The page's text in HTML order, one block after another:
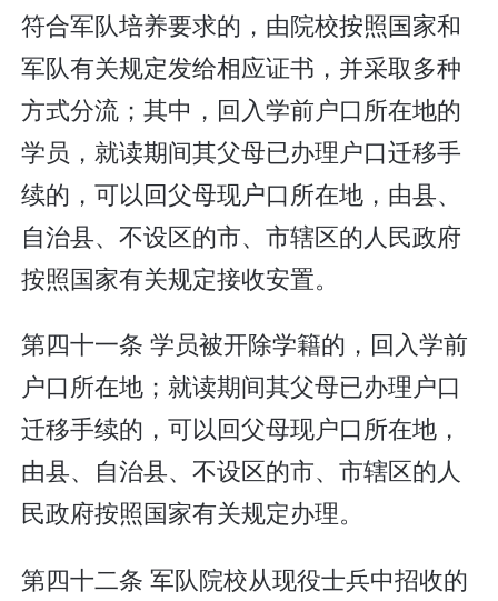
符合军队培养要求的，由院校按照国家和
军队有关规定发给相应证书，并采取多种
方式分流；其中，回入学前户口所在地的
学员，就读期间其父母已办理户口迁移手
续的，可以回父母现户口所在地，由县、
自治县、不设区的市、市辖区的人民政府
按照国家有关规定接收安置。
第四十一条 学员被开除学籍的，回入学前
户口所在地；就读期间其父母已办理户口
迁移手续的，可以回父母现户口所在地，
由县、自治县、不设区的市、市辖区的人
民政府按照国家有关规定办理。
第四十二条 军队院校从现役士兵中招收的